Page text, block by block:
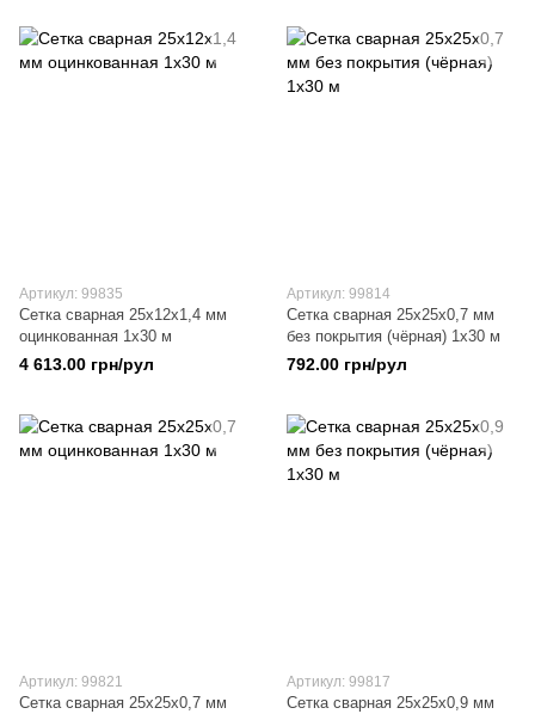
Артикул: 99835
Сетка сварная 25х12х1,4 мм
оцинкованная 1х30 м
4 613.00 грн/рул
Артикул: 99814
Сетка сварная 25х25х0,7 мм
без покрытия (чёрная) 1х30 м
792.00 грн/рул
Артикул: 99821
Сетка сварная 25х25х0,7 мм
Артикул: 99817
Сетка сварная 25х25х0,9 мм